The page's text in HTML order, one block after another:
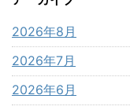
2026年8月
2026年7月
2026年6月